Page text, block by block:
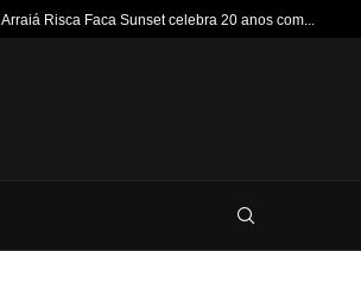
Arraiá Risca Faca Sunset celebra 20 anos com...